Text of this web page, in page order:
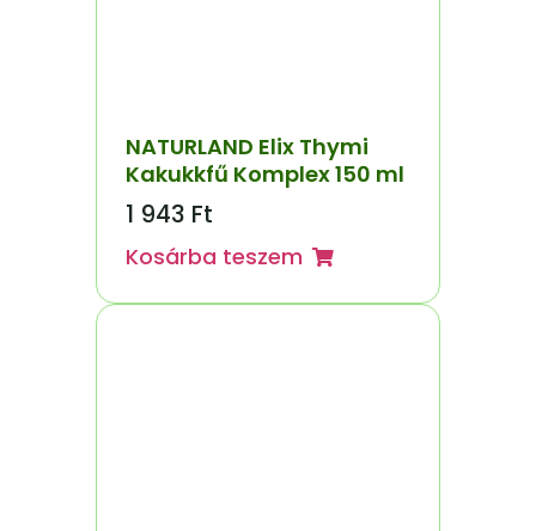
NATURLAND Elix Thymi
Kakukkfű Komplex 150 ml
1 943 Ft
Kosárba teszem